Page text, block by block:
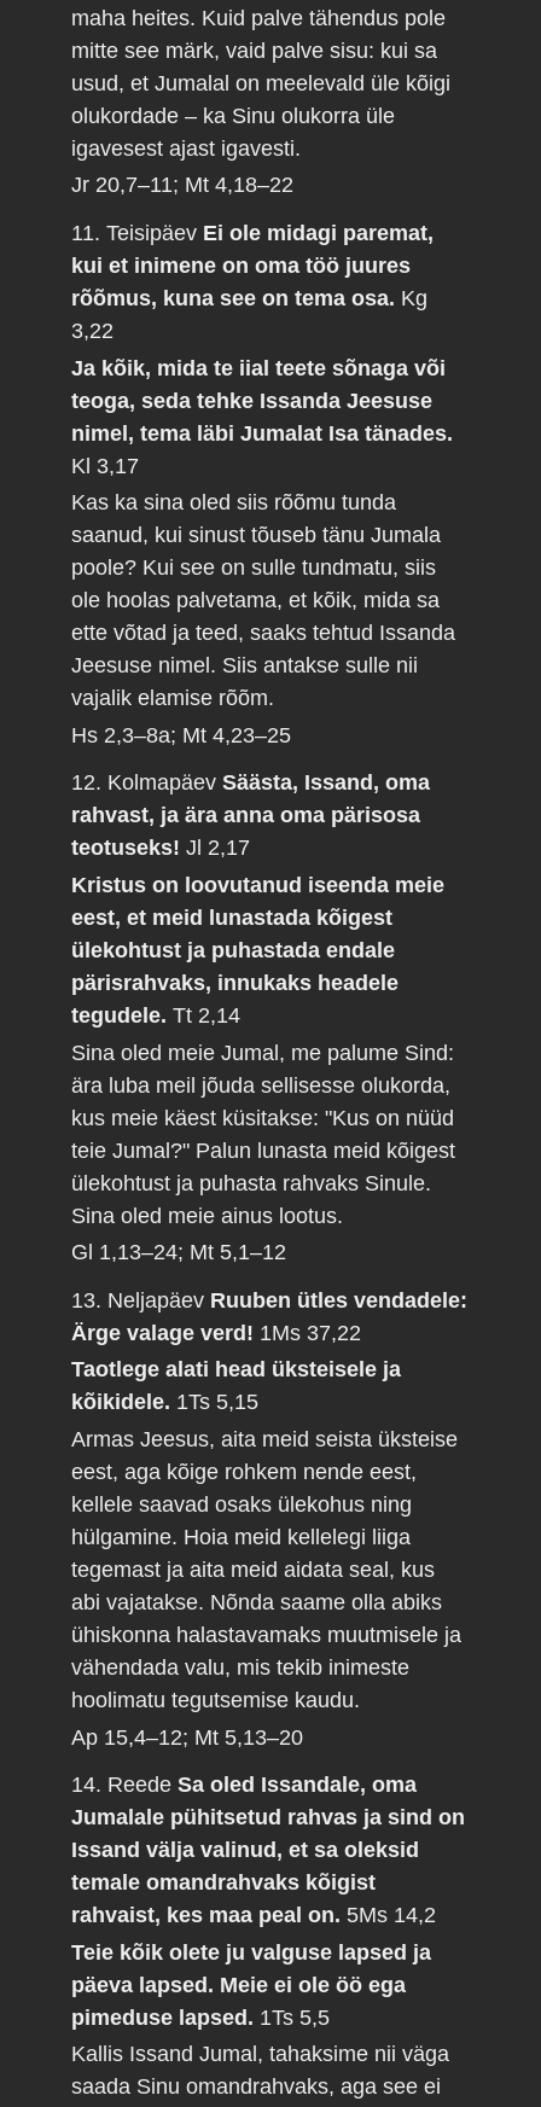
maha heites. Kuid palve tähendus pole
mitte see märk, vaid palve sisu: kui sa
usud, et Jumalal on meelevald üle kõigi
olukordade – ka Sinu olukorra üle
igavesest ajast igavesti.
Jr 20,7–11; Mt 4,18–22
11. Teisipäev Ei ole midagi paremat,
kui et inimene on oma töö juures
rõõmus, kuna see on tema osa. Kg
3,22
Ja kõik, mida te iial teete sõnaga või
teoga, seda tehke Issanda Jeesuse
nimel, tema läbi Jumalat Isa tänades.
Kl 3,17
Kas ka sina oled siis rõõmu tunda
saanud, kui sinust tõuseb tänu Jumala
poole? Kui see on sulle tundmatu, siis
ole hoolas palvetama, et kõik, mida sa
ette võtad ja teed, saaks tehtud Issanda
Jeesuse nimel. Siis antakse sulle nii
vajalik elamise rõõm.
Hs 2,3–8a; Mt 4,23–25
12. KolmapäevSäästa, Issand, oma
rahvast, ja ära anna oma pärisosa
teotuseks!Jl 2,17
Kristus on loovutanud iseenda meie
eest, et meid lunastada kõigest
ülekohtust ja puhastada endale
pärisrahvaks, innukaks headele
tegudele.Tt 2,14
Sina oled meie Jumal, me palume Sind:
ära luba meil jõuda sellisesse olukorda,
kus meie käest küsitakse: "Kus on nüüd
teie Jumal?" Palun lunasta meid kõigest
ülekohtust ja puhasta rahvaks Sinule.
Sina oled meie ainus lootus.
Gl 1,13–24; Mt 5,1–12
13. Neljapäev Ruuben ütles vendadele:
Ärge valage verd! 1Ms 37,22
Taotlege alati head üksteisele ja
kõikidele. 1Ts 5,15
Armas Jeesus, aita meid seista üksteise
eest, aga kõige rohkem nende eest,
kellele saavad osaks ülekohus ning
hülgamine. Hoia meid kellelegi liiga
tegemast ja aita meid aidata seal, kus
abi vajatakse. Nõnda saame olla abiks
ühiskonna halastavamaks muutmisele ja
vähendada valu, mis tekib inimeste
hoolimatu tegutsemise kaudu.
Ap 15,4–12; Mt 5,13–20
14. ReedeSa oled Issandale, oma
Jumalale pühitsetud rahvas ja sind on
Issand välja valinud, et sa oleksid
temale omandrahvaks kõigist
rahvaist, kes maa peal on. 5Ms 14,2
Teie kõik olete ju valguse lapsed ja
päeva lapsed. Meie ei ole öö ega
pimeduse lapsed. 1Ts 5,5
Kallis Issand Jumal, tahaksime nii väga
saada Sinu omandrahvaks, aga see ei